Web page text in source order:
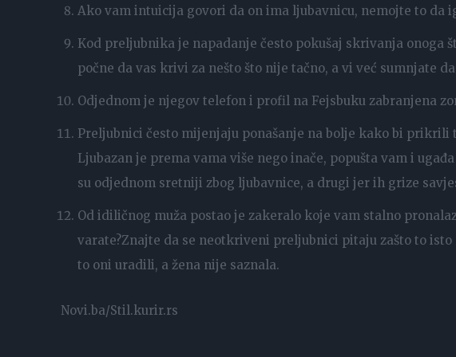
Ako vam intuicija govori da on ima ljubavnicu, nemojte to da
Kod preljubnika je napadanje često pokušaj skrivanja onoga
počne da vas krivi za nešto što nije tačno, a vi već sumnjate
Odjednom je njegov telefon i profil na Fejsbuku zabranjena
Preljubnici često mijenjaju ponašanje na bolje kako bi
Ljubazan je prema vama više nego inače, popušta vam i
su odjednom sretniji zbog ljubavnice, a drugi jer ih grize
Od idiličnog muža postao je zakeralo koje vam stalno
varate?Znajte da se neotkriveni preljubnici pitaju zašto to
to oni uradili, a žena nije saznala.
Novi.ba/Stil.kurir.rs